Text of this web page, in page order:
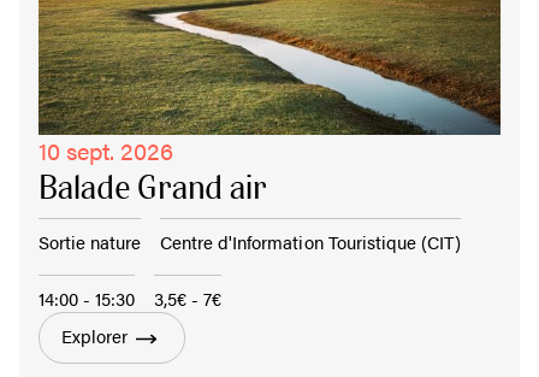
10 sept. 2026
Balade Grand air
Sortie nature Centre d'Information Touristique (CIT)
14:00 - 15:30
3,5€ - 7€
Explorer